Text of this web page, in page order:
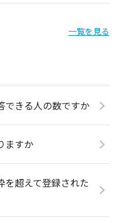
一覧を見る
できる人の数ですか
ますか
を超えて登録された